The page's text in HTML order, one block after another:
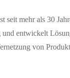
mehr als 30
und entwickelt
von